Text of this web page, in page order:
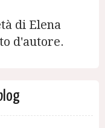
di Elena
d'autore.